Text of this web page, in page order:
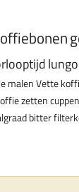
lungo
malenVette
zettencuppen
bitter